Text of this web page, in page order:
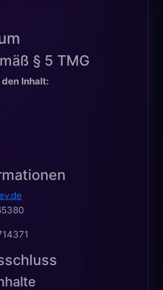
§ 5 TMG
Inhalt: